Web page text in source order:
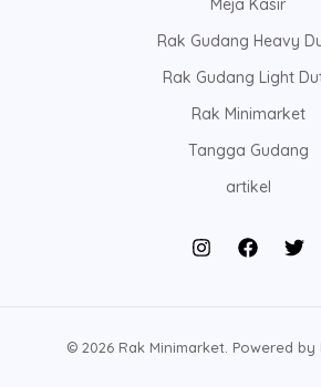
Meja Kasir
Rak Gudang Heavy
Rak Gudang Light
Rak Minimarket
Tangga Gudang
artikel
© 2026 Rak Minimarket. Powered by